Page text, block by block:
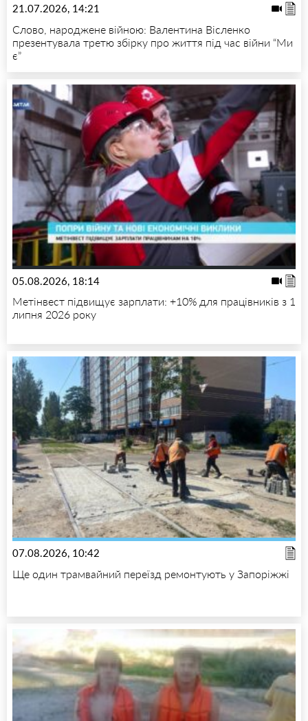
21.07.2026, 14:21
Слово, народжене війною: Валентина Вісленко
презентувала третю збірку про життя під час війни “Ми
є”
05.08.2026, 18:14
Метінвест підвищує зарплати: +10% для працівників з 1
липня 2026 року
07.08.2026, 10:42
Ще один трамвайний переїзд ремонтують у Запоріжжі